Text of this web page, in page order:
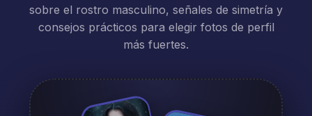
sobre el rostro masculino, señales de simetría y
consejos prácticos para elegir fotos de perfil
más fuertes.